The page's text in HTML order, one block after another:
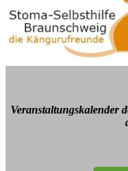
Veranstaltungskalender